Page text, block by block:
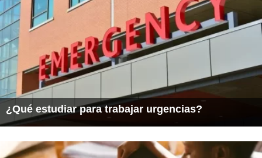
¿Qué estudiar para trabajar urgencias?